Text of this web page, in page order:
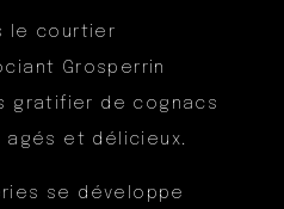
le courtier
Grosperrin
gratifier de cognacs
agés et délicieux.
se développe